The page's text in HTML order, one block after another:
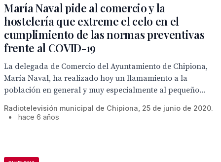
María Naval pide al comercio y la
hostelería que extreme el celo en el
cumplimiento de las normas preventivas
frente al COVID-19
La delegada de Comercio del Ayuntamiento de Chipiona,
María Naval, ha realizado hoy un llamamiento a la
población en general y muy especialmente al pequeño...
Radiotelevisión municipal de Chipiona, 25 de junio de 2020.
•
hace 6 años